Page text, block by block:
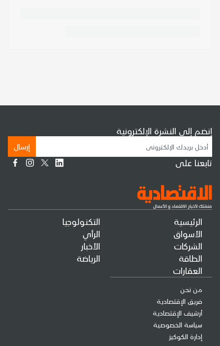
الرئيسية
الأسواق
الشركات
الطاقة
العقارات
التكنولوجيا
الرأي
الأخبار
الرياضة
من نحن
فريق الإقتصادية
أرشيف الإقتصادية
سياسة الخصوصية
إدارة الكوكيز
إنضم إلى النشرة الإلكترونية
إرسال
تابعنا على